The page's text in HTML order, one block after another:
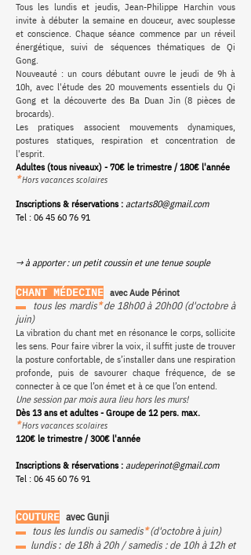
Tous les lundis et jeudis, Jean-Philippe Harchin vous
invite à débuter la semaine en douceur, avec souplesse
et conscience. Chaque séance commence par un réveil
énergétique, suivi de séquences thématiques de Qi
Gong.
Nouveauté : un cours débutant ouvre le jeudi de 9h à
10h, avec l'étude des 20 mouvements essentiels du Qi
Gong et la découverte des Ba Duan Jin (8 pièces de
brocards).
Les pratiques associent mouvements dynamiques,
postures statiques, respiration et concentration de
l'esprit.
Adultes (tous niveaux) - 70€ le trimestre / 180€ l'année
* Hors vacances scolaires
Inscriptions & réservations : actarts80@gmail.com
Tel : 06 45 60 76 91
→ à apporter : un petit coussin et une tenue souple
CHANT MÉDECINE avecAude Périnot
▬ tous les mardis*de 18h00 à 20h00 (d'octobre à
juin)
La vibration du chant met en résonance le corps, sollicite
les sens. Pour faire vibrer la voix, il suffit juste de trouver
la posture confortable, de s’installer dans une respiration
profonde, puis de savourer chaque fréquence, de se
connecter à ce que l’on émet et à ce que l’on entend.
Une session par mois aura lieu hors les murs!
Dès 13 ans et adultes - Groupe de 12 pers. max.
* Hors vacances scolaires
120€ le trimestre / 300€ l'année
Inscriptions & réservations : audeperinot@gmail.com
Tel : 06 45 60 76 91
COUTURE avec Gunji
▬ tous les lundis ou samedis*(d'octobre à juin)
▬ lundis: de 18h à 20h / samedis : de 10h à 12h et